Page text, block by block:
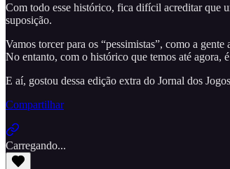
Com todo esse histórico, fica difícil acreditar que
suposição.
Vamos torcer para os “pessimistas”, como a
No entanto, com o histórico que temos até agora,
E aí, gostou dessa edição extra do Jornal dos
Compartilhar
Carregando...